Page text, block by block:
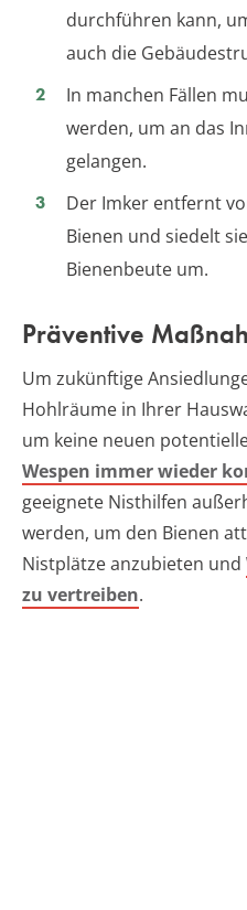
durchführen kann,
auch die
In manchen Fällen
werden, um an das
gelangen.
Der Imker entfernt
Bienen und siedelt
Bienenbeute um.
Präventive
Um zukünftige
Hohlräume in Ihrer
um keine neuen
Wespen immer wieder
geeignete Nisthilfen
werden, um den Bienen
Nistplätze anzubieten und
zu vertreiben.